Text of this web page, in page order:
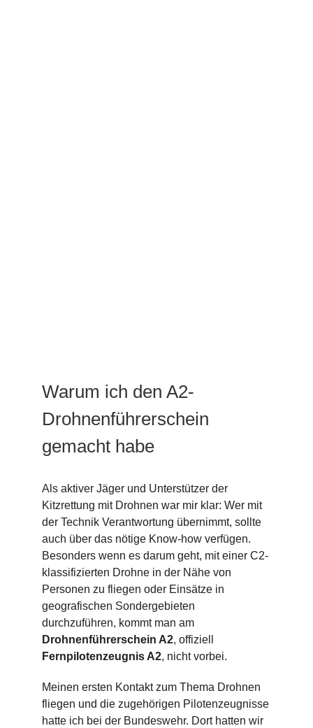
Warum ich den A2-
Drohnenführerschein
gemacht habe
Als aktiver Jäger und Unterstützer der
Kitzrettung mit Drohnen war mir klar: Wer mit
der Technik Verantwortung übernimmt, sollte
auch über das nötige Know-how verfügen.
Besonders wenn es darum geht, mit einer C2-
klassifizierten Drohne in der Nähe von
Personen zu fliegen oder Einsätze in
geografischen Sondergebieten
durchzuführen, kommt man am
Drohnenführerschein A2, offiziell
Fernpilotenzeugnis A2, nicht vorbei.
Meinen ersten Kontakt zum Thema Drohnen
fliegen und die zugehörigen Pilotenzeugnisse
hatte ich bei der Bundeswehr. Dort hatten wir